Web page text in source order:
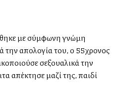
με σύμφωνη γνώμη
την απολογία του, ο 55χρονος
σεξουαλικά την
απέκτησε μαζί της, παιδί